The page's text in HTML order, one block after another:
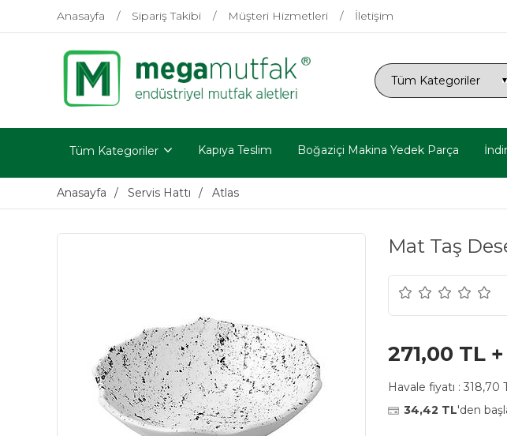
Anasayfa Sipariş Takibi Müşteri Hizmetleri İletişim
Tüm Kategoriler Kapıya Teslim Boğaziçi Makina Yedek Parça
Anasayfa Servis Hattı Atlas
Mat Taş
271,00 TL
Havale fiyatı : 318,70
34,42 TL'den